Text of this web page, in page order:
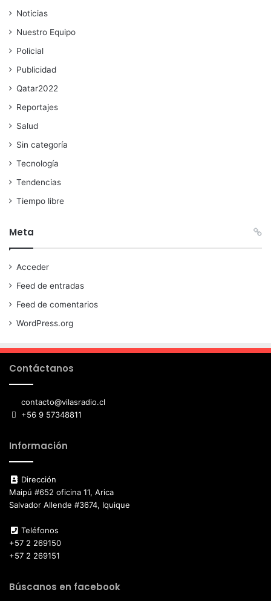
Noticias
Nuestro Equipo
Policial
Publicidad
Qatar2022
Reportajes
Salud
Sin categoría
Tecnología
Tendencias
Tiempo libre
Meta
Acceder
Feed de entradas
Feed de comentarios
WordPress.org
Contáctanos
contacto@vilasradio.cl
+56 9 57348811
Información
Dirección
Maipú #652 oficina 11, Arica
Salvador Allende #3674, Iquique
Teléfonos
+57 2 269150
+57 2 269151
Búscanos en facebook